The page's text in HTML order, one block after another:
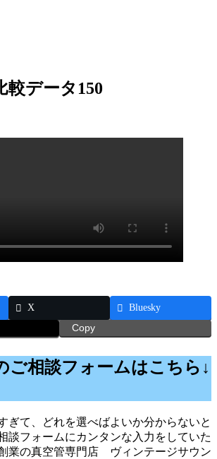
較データ150
X
Bluesky
Copy
ご相談フォームはこちら↓
ぎて、どれを選べばよいか分からないと
談フォームにカンタンな入力をしていた
業の真空管専門店 ヴィンテージサウン